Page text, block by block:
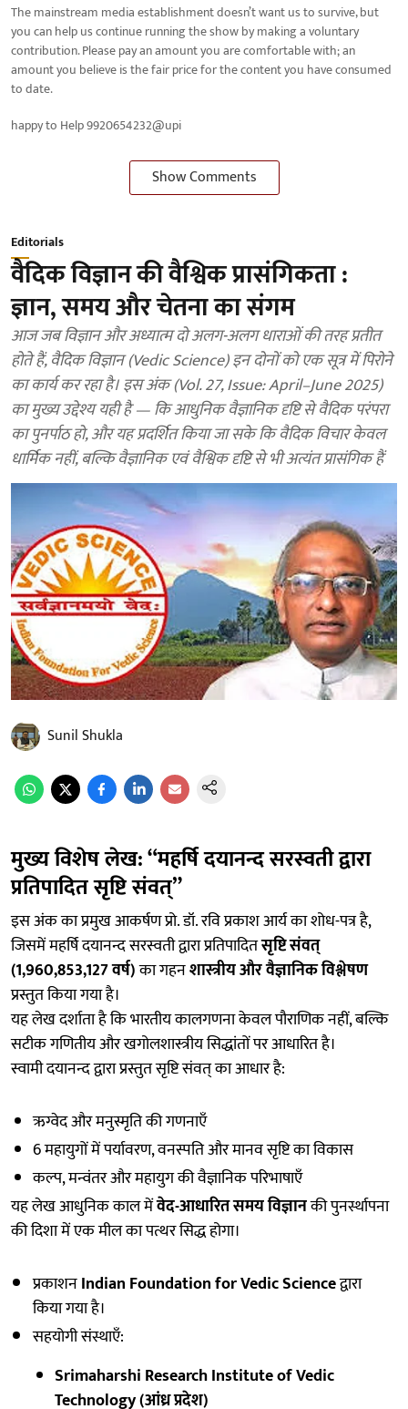
The mainstream media establishment doesn’t want us to survive, but
you can help us continue running the show by making a voluntary
contribution. Please pay an amount you are comfortable with; an
amount you believe is the fair price for the content you have consumed
to date.
happy to Help 9920654232@upi
Show Comments
Editorials
वैदिक विज्ञान की वैश्विक प्रासंगिकता :
ज्ञान, समय और चेतना का संगम
आज जब विज्ञान और अध्यात्म दो अलग-अलग धाराओं की तरह प्रतीत
होते हैं, वैदिक विज्ञान (Vedic Science) इन दोनों को एक सूत्र में पिरोने
का कार्य कर रहा है। इस अंक (Vol. 27, Issue: April–June 2025)
का मुख्य उद्देश्य यही है — कि आधुनिक वैज्ञानिक दृष्टि से वैदिक परंपरा
का पुनर्पाठ हो, और यह प्रदर्शित किया जा सके कि वैदिक विचार केवल
धार्मिक नहीं, बल्कि वैज्ञानिक एवं वैश्विक दृष्टि से भी अत्यंत प्रासंगिक हैं
Sunil Shukla
मुख्य विशेष लेख: “महर्षि दयानन्द सरस्वती द्वारा
प्रतिपादित सृष्टि संवत्”
इस अंक का प्रमुख आकर्षण प्रो. डॉ. रवि प्रकाश आर्य का शोध-पत्र है,
जिसमें महर्षि दयानन्द सरस्वती द्वारा प्रतिपादितसृष्टि संवत्
(1,960,853,127 वर्ष)का गहनशास्त्रीय और वैज्ञानिक विश्लेषण
प्रस्तुत किया गया है।
यह लेख दर्शाता है कि भारतीय कालगणना केवल पौराणिक नहीं, बल्कि
सटीक गणितीय और खगोलशास्त्रीय सिद्धांतों पर आधारित है।
स्वामी दयानन्द द्वारा प्रस्तुत सृष्टि संवत् का आधार है:
ऋग्वेद और मनुस्मृति की गणनाएँ
6 महायुगों में पर्यावरण, वनस्पति और मानव सृष्टि का विकास
कल्प, मन्वंतर और महायुग की वैज्ञानिक परिभाषाएँ
यह लेख आधुनिक काल मेंवेद-आधारित समय विज्ञानकी पुनर्स्थापना
की दिशा में एक मील का पत्थर सिद्ध होगा।
प्रकाशनIndian Foundation for Vedic Scienceद्वारा
किया गया है।
सहयोगी संस्थाएँ:
Srimaharshi Research Institute of Vedic
Technology (आंध्र प्रदेश)